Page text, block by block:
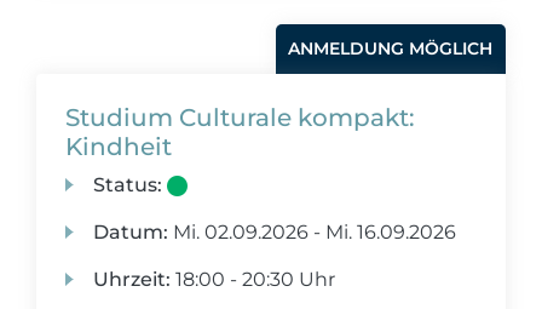
ANMELDUNG MÖGLICH
Studium Culturale kompakt:
Kindheit
Status:
Datum: Mi. 02.09.2026 - Mi. 16.09.2026
Uhrzeit: 18:00 - 20:30 Uhr